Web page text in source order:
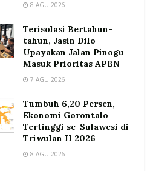
8 AGU 2026
Terisolasi Bertahun-
tahun, Jasin Dilo
Upayakan Jalan Pinogu
Masuk Prioritas APBN
7 AGU 2026
Tumbuh 6,20 Persen,
Ekonomi Gorontalo
Tertinggi se-Sulawesi di
Triwulan II 2026
8 AGU 2026